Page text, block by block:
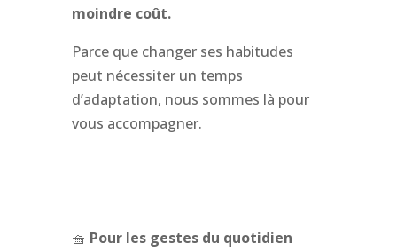
moindre coût.
Parce que changer ses habitudes
peut nécessiter un temps
d’adaptation, nous sommes là pour
vous accompagner.
🧺 Pour les gestes du quotidien